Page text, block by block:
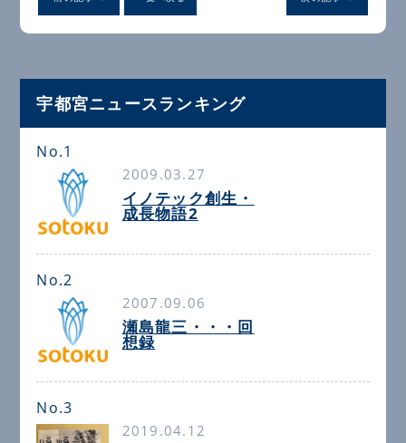
宇都宮ニュースランキング
No.1
2009.03.27
イノテック創生・
成長物語2
No.2
2007.09.06
瀬島龍三・・・回
想録
No.3
2019.04.12